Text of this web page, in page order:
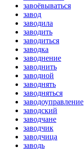
завоёвываться
завод
заводила
заводить
заводиться
заводка
заводнение
заводнить
заводной
заводнять
заводняться
заводоуправление
заводский
заводчане
заводчик
заводчица
заводь